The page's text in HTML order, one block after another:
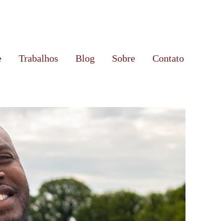
Trabalhos Blog Sobre Contato